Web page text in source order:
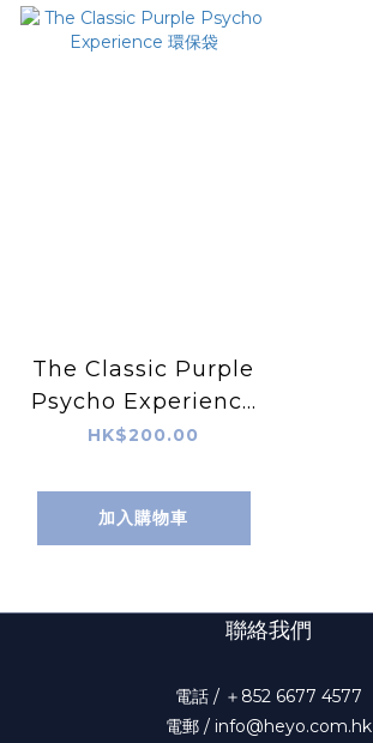
The Classic Purple
Psycho Experience
環保袋
HK$200.00
加入購物車
聯絡我們
電話 / ＋852 6677 4577
電郵 / info@heyo.com.hk